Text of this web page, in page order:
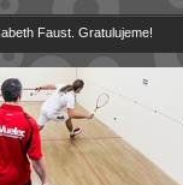
Faust. Gratulujeme!